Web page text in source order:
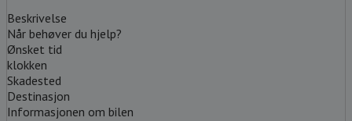
Beskrivelse
Når behøver du hjelp?
Ønsket tid
klokken
Skadested
Destinasjon
Informasjonen om bilen